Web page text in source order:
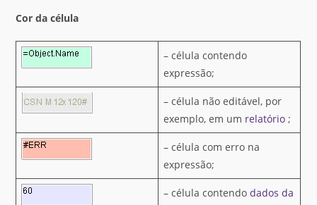
Cor da célula
– célula contendo
expressão;
– célula não editável, por
exemplo, em um relatório ;
– célula com erro na
expressão;
– célula contendodados da